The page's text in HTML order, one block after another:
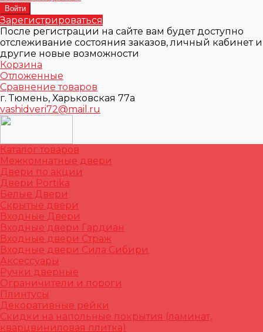
Зарегистрироваться
После регистрации на сайте вам будет доступно
отслеживание состояния заказов, личный кабинет и
другие новые возможности
Корзина
Отложенные
Сравнение товаров
г. Тюмень, Харьковская 77а
vashidveri72@mail.ru
Каталог товаров
Межкомнатные двери
Двери по акции
Двери Portika
Белые Двери
Скрытые двери
Входные Двери
Входные двери Гардиан
Входные двери Страж
Входные двери Сила Сибири
Аксессуары
Ручки дверные
Ограничители и пороги
Плинтусы
Декоративные рейки
Скидки на напольные покрытия (ламинат,
кварцвиниловая плитка)